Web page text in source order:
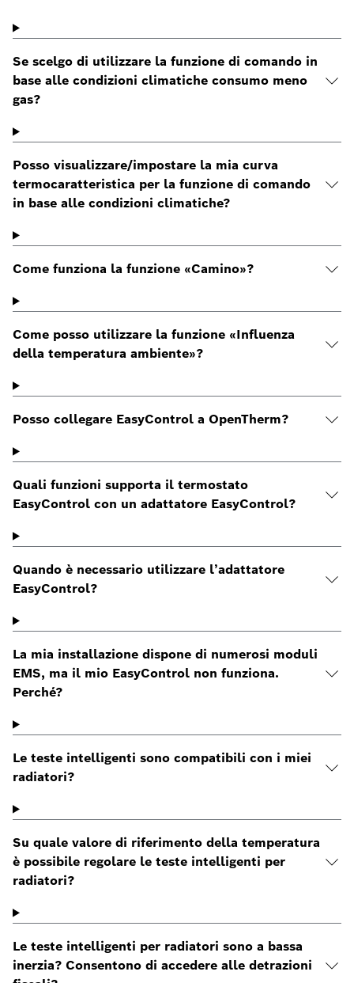
Se scelgo di utilizzare la funzione di comando in
base alle condizioni climatiche consumo meno
gas?
Posso visualizzare/impostare la mia curva
termocaratteristica per la funzione di comando
in base alle condizioni climatiche?
Come funziona la funzione «Camino»?
Come posso utilizzare la funzione «Influenza
della temperatura ambiente»?
Posso collegare EasyControl a OpenTherm?
Quali funzioni supporta il termostato
EasyControl con un adattatore EasyControl?
Quando è necessario utilizzare l’adattatore
EasyControl?
La mia installazione dispone di numerosi moduli
EMS, ma il mio EasyControl non funziona.
Perché?
Le teste intelligenti sono compatibili con i miei
radiatori?
Su quale valore di riferimento della temperatura
è possibile regolare le teste intelligenti per
radiatori?
Le teste intelligenti per radiatori sono a bassa
inerzia? Consentono di accedere alle detrazioni